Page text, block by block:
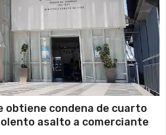
obtiene condena de cuarto
asalto a comerciante